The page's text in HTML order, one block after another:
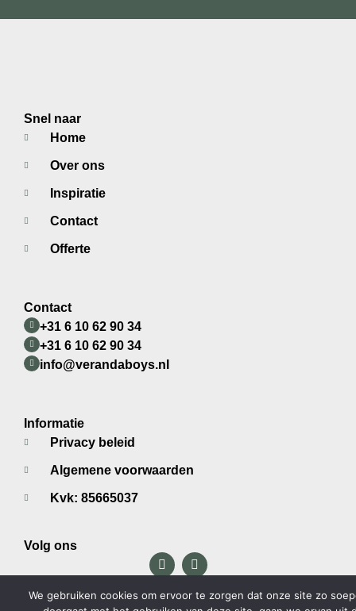
Snel naar
Home
Over ons
Inspiratie
Contact
Offerte
Contact
+31 6 10 62 90 34
+31 6 10 62 90 34
info@verandaboys.nl
Informatie
Privacy beleid
Algemene voorwaarden
Kvk: 85665037
Volg ons
We gebruiken cookies om ervoor te zorgen dat onze site zo